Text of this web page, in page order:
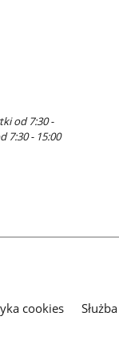
od 7:30 -
7:30 - 15:00
cookies